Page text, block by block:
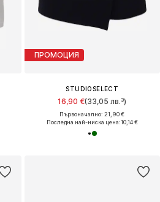
ПРОМОЦИЯ
STUDIOSELECT
16,90 €(33,05 лв.³)
Първоначално: 21,90 €
Последна най-ниска цена:10,14 €